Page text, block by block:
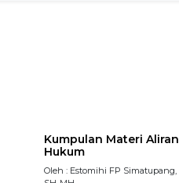
Kumpulan Materi Aliran
Hukum
Oleh : Estomihi FP Simatupang,